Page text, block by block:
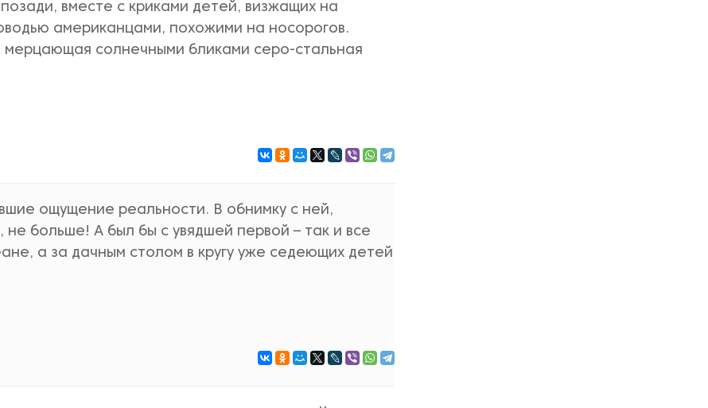
вместе с криками детей, визжащих на
американцами, похожими на носорогов.
солнечными бликами серо-стальная
ощущение реальности. В обнимку с ней,
больше! А был бы с увядшей первой – так и все
а за дачным столом в кругу уже седеющих детей